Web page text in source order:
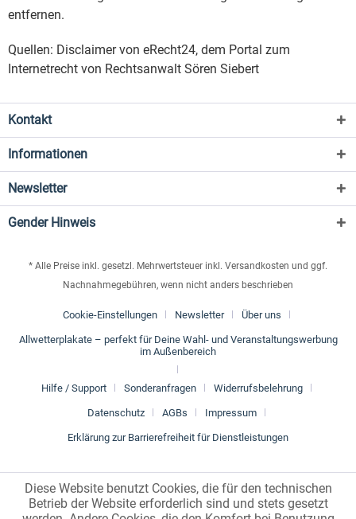
entfernen.
Quellen: Disclaimer von eRecht24, dem Portal zum
Internetrecht von Rechtsanwalt Sören Siebert
Kontakt
Informationen
Newsletter
Gender Hinweis
* Alle Preise inkl. gesetzl. Mehrwertsteuer inkl. Versandkosten und ggf.
Nachnahmegebühren, wenn nicht anders beschrieben
Cookie-Einstellungen Newsletter Über uns
Allwetterplakate – perfekt für Deine Wahl- und Veranstaltungswerbung
im Außenbereich
Hilfe / Support Sonderanfragen Widerrufsbelehrung
Datenschutz AGBs Impressum
Erklärung zur Barrierefreiheit für Dienstleistungen
Diese Website benutzt Cookies, die für den technischen
Betrieb der Website erforderlich sind und stets gesetzt